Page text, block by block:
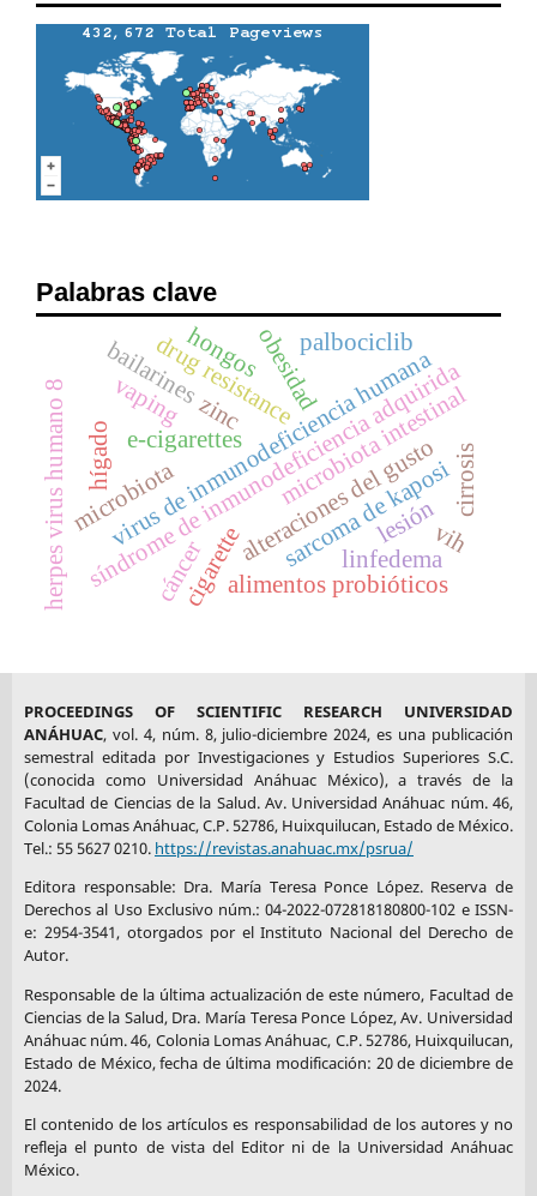
Palabras clave
sarcoma de kaposi
síndrome de inmunodeficiencia adquirida
herpes virus humano 8 virus de inmunodeficiencia humana
cigarette
e-cigarettes
vaping
microbiota
drug resistance
alteraciones del gusto cirrosis
zinc
hígado
obesidad
alimentos probióticos
microbiota intestinal
linfedema
palbociclib
lesión
bailarines
cáncer vih
hongos
PROCEEDINGS OF SCIENTIFIC RESEARCH UNIVERSIDAD
ANÁHUAC, vol. 4, núm. 8, julio-diciembre 2024, es una publicación
semestral editada por Investigaciones y Estudios Superiores S.C.
(conocida como Universidad Anáhuac México), a través de la
Facultad de Ciencias de la Salud. Av. Universidad Anáhuac núm. 46,
Colonia Lomas Anáhuac, C.P. 52786, Huixquilucan, Estado de México.
Tel.: 55 5627 0210. https://revistas.anahuac.mx/psrua/
Editora responsable: Dra. María Teresa Ponce López. Reserva de
Derechos al Uso Exclusivo núm.: 04-2022-072818180800-102 e ISSN-
e: 2954-3541, otorgados por el Instituto Nacional del Derecho de
Autor.
Responsable de la última actualización de este número, Facultad de
Ciencias de la Salud, Dra. María Teresa Ponce López, Av. Universidad
Anáhuac núm. 46, Colonia Lomas Anáhuac, C.P. 52786, Huixquilucan,
Estado de México, fecha de última modificación: 20 de diciembre de
2024.
El contenido de los artículos es responsabilidad de los autores y no
refleja el punto de vista del Editor ni de la Universidad Anáhuac
México.